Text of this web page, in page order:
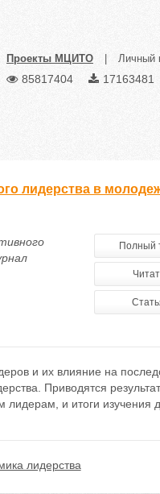
Проекты МЦИТО Личный
85817404 17163481
лидерства в
Полный
и их влияние на
Приводятся
и итоги изучения
лидерства